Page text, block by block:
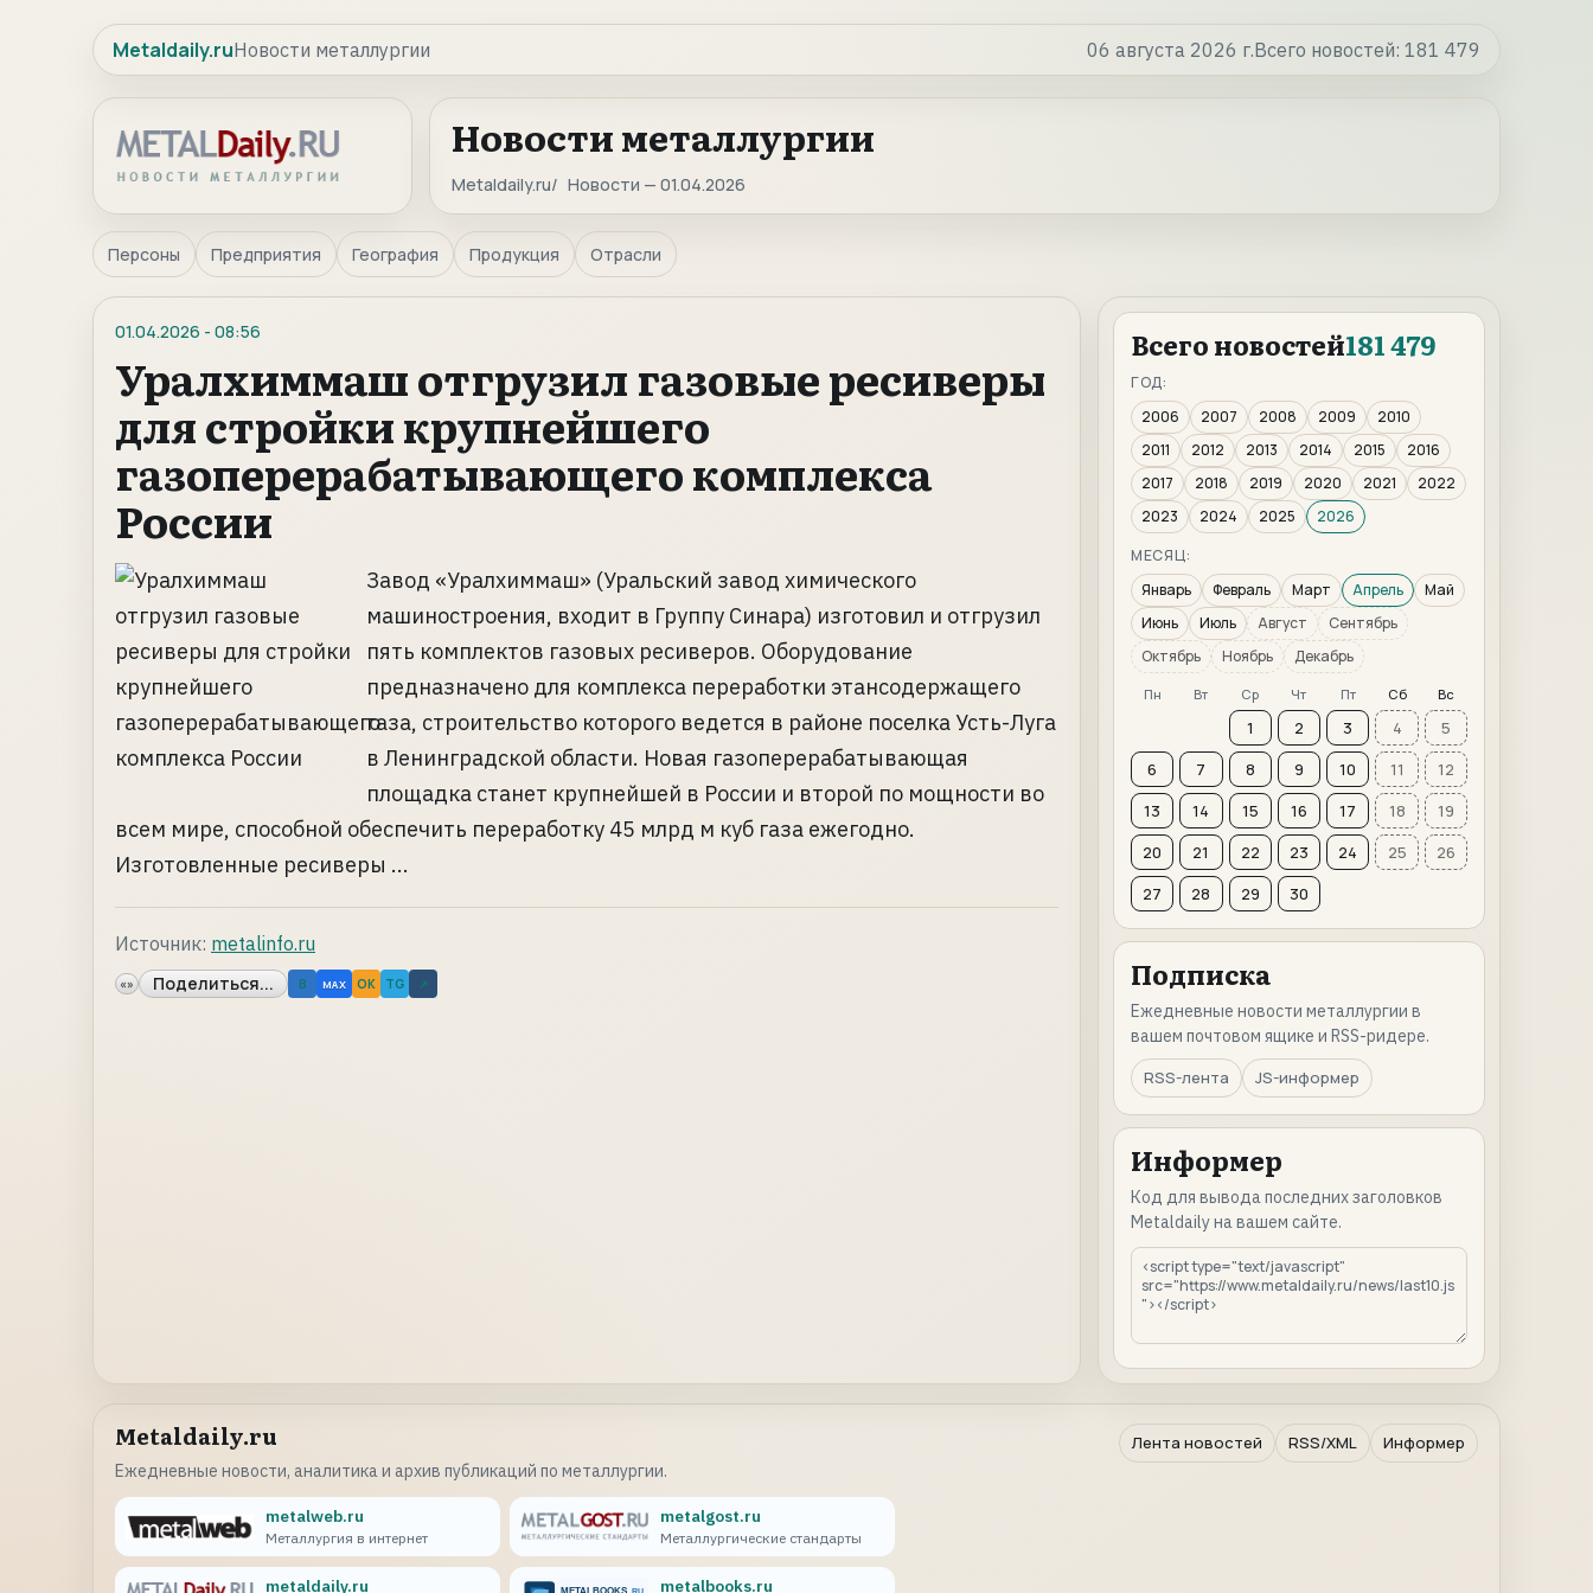
Metaldaily.ruНовости металлургии 06 августа 2026 г.Всего новостей: 181 479
Новости металлургии
Metaldaily.ru Новости — 01.04.2026
Персоны Предприятия География Продукция Отрасли
01.04.2026 - 08:56
Уралхиммаш отгрузил газовые ресиверы
для стройки крупнейшего
газоперерабатывающего комплекса
России
Завод «Уралхиммаш» (Уральский завод химического
машиностроения, входит в Группу Синара) изготовил и отгрузил
пять комплектов газовых ресиверов. Оборудование
предназначено для комплекса переработки этансодержащего
газа, строительство которого ведется в районе поселка Усть-Луга
в Ленинградской области. Новая газоперерабатывающая
площадка станет крупнейшей в России и второй по мощности во
всем мире, способной обеспечить переработку 45 млрд м куб газа ежегодно.
Изготовленные ресиверы ...
Источник: metalinfo.ru
«» Поделиться... B MAX OK TG ↗
Всего новостей181 479
ГОД:
2006
2007 2008 2009
2010
2011
2012 2013 2014 2015
2016
2017
2018 2019 2020 2021
2022
2023
2024 2025
2026
МЕСЯЦ:
Январь
Февраль Март Апрель
Май
Июнь
Июль Август
Сентябрь
Октябрь
Ноябрь Декабрь
Пн Вт Ср Чт Пт Сб Вс
1 2 3 4
5
6
7 8 9 10 11
12
13
14 15 16 17 18
19
20
21 22 23 24 25
26
27
28 29 30
Подписка
Ежедневные новости металлургии в
вашем почтовом ящике и RSS-ридере.
RSS-лента
JS-информер
Информер
Код для вывода последних заголовков
Metaldaily на вашем сайте.
Metaldaily.ru
Ежедневные новости, аналитика и архив публикаций по металлургии.
Лента новостей RSS/XML Информер
metalweb.ru
Металлургия в интернет
metalgost.ru
Металлургические стандарты
metaldaily.ru metalbooks.ru